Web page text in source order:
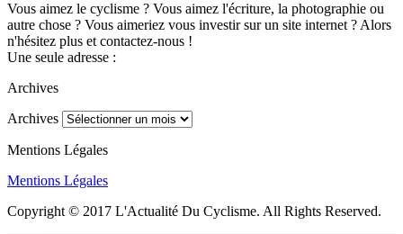
Vous aimez le cyclisme ? Vous aimez l'écriture, la photographie ou
autre chose ? Vous aimeriez vous investir sur un site internet ? Alors
n'hésitez plus et contactez-nous !
Une seule adresse :
Archives
Archives
Mentions Légales
Mentions Légales
Copyright © 2017 L'Actualité Du Cyclisme. All Rights Reserved.